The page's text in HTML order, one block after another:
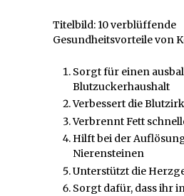
Titelbild: 10 verblüffende
Gesundheitsvorteile von
Sorgt für einen
Blutzuckerhaushalt
Verbessert die
Verbrennt Fett
Hilft bei der
Nierensteinen
Unterstützt die
Sorgt dafür, dass ihr